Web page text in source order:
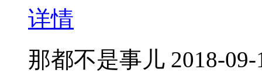
详情
那都不是事儿 2018-